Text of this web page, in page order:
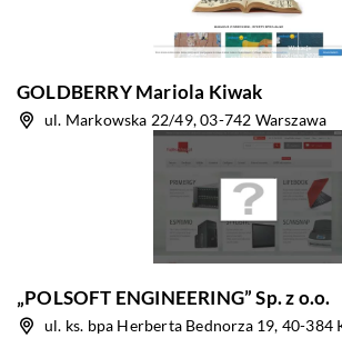
GOLDBERRY Mariola Kiwak
ul. Markowska 22/49, 03-742 Warszawa
„POLSOFT ENGINEERING” Sp. z o.o.
ul. ks. bpa Herberta Bednorza 19, 40-384